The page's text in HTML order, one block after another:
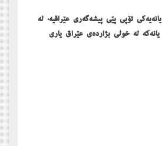
تۆپی پێی پیشەگەری عێراقیە. لە
یانەکە لە خولی بژاردەی عێراق یاری